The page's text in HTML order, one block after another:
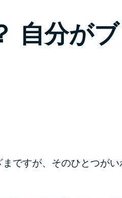
とにかくすぐ借りたい方向け
レずに借りたい方向け
ージ
自分がブ
ですが、そのひとつがい